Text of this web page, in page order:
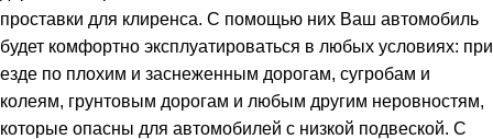
проставки для клиренса. С помощью них Ваш автомобиль
будет комфортно эксплуатироваться в любых условиях: при
езде по плохим и заснеженным дорогам, сугробам и
колеям, грунтовым дорогам и любым другим неровностям,
которые опасны для автомобилей с низкой подвеской. С